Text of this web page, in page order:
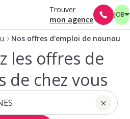
Trouver
mon agence
JOB
Nos offres d'emploi de nounou
les offres de
de chez vous